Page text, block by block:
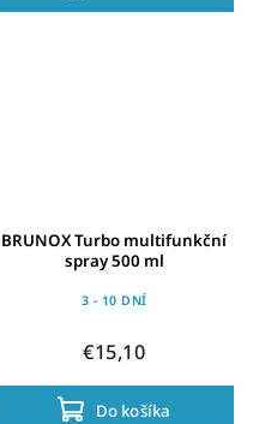
BRUNOX Turbo multifunkční
spray 500 ml
3 - 10 DNÍ
€15,10
Do košíka